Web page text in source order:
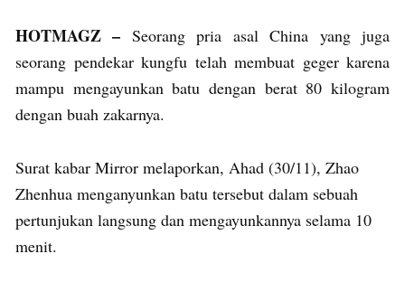
HOTMAGZ – Seorang pria asal China yang juga
seorang pendekar kungfu telah membuat geger karena
mampu mengayunkan batu dengan berat 80 kilogram
dengan buah zakarnya.
Surat kabar Mirror melaporkan, Ahad (30/11), Zhao
Zhenhua menganyunkan batu tersebut dalam sebuah
pertunjukan langsung dan mengayunkannya selama 10
menit.